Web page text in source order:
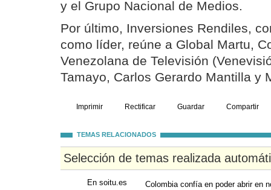
y el Grupo Nacional de Medios.
Por último, Inversiones Rendiles,
como líder, reúne a Global Martu,
Venezolana de Televisión
Tamayo, Carlos Gerardo Mantilla y
Imprimir Rectificar Guardar Compartir
TEMAS RELACIONADOS
Selección de temas realizada
En soitu.es
Colombia confía en poder abrir en